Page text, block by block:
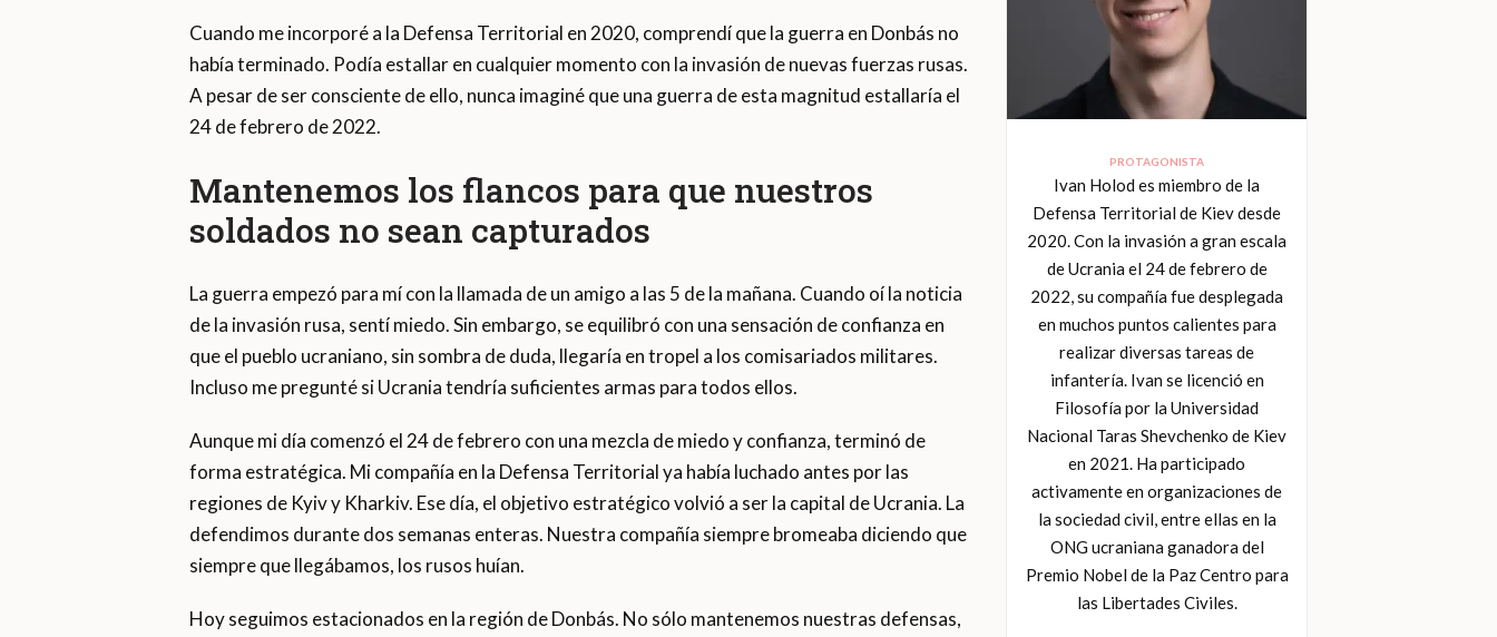
PROTAGONISTA
Ivan Holod es miembro de la
Defensa Territorial de Kiev desde
2020. Con la invasión a gran escala
de Ucrania el 24 de febrero de
2022, su compañía fue desplegada
en muchos puntos calientes para
realizar diversas tareas de
infantería. Ivan se licenció en
Filosofía por la Universidad
Nacional Taras Shevchenko de Kiev
en 2021. Ha participado
activamente en organizaciones de
la sociedad civil, entre ellas en la
ONG ucraniana ganadora del
Premio Nobel de la Paz Centro para
las Libertades Civiles.
Cuando me incorporé a la Defensa Territorial en 2020, comprendí que la guerra en Donbás no
había terminado. Podía estallar en cualquier momento con la invasión de nuevas fuerzas rusas.
A pesar de ser consciente de ello, nunca imaginé que una guerra de esta magnitud estallaría el
24 de febrero de 2022.
Mantenemos los flancos para que nuestros
soldados no sean capturados
La guerra empezó para mí con la llamada de un amigo a las 5 de la mañana. Cuando oí la noticia
de la invasión rusa, sentí miedo. Sin embargo, se equilibró con una sensación de confianza en
que el pueblo ucraniano, sin sombra de duda, llegaría en tropel a los comisariados militares.
Incluso me pregunté si Ucrania tendría suficientes armas para todos ellos.
Aunque mi día comenzó el 24 de febrero con una mezcla de miedo y confianza, terminó de
forma estratégica. Mi compañía en la Defensa Territorial ya había luchado antes por las
regiones de Kyiv y Kharkiv. Ese día, el objetivo estratégico volvió a ser la capital de Ucrania. La
defendimos durante dos semanas enteras. Nuestra compañía siempre bromeaba diciendo que
siempre que llegábamos, los rusos huían.
Hoy seguimos estacionados en la región de Donbás. No sólo mantenemos nuestras defensas,